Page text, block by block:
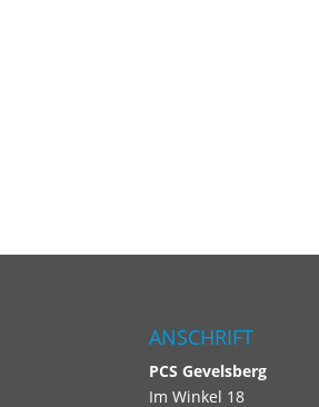
ANSCHRIFT
PCSGevelsberg
Im Winkel 18